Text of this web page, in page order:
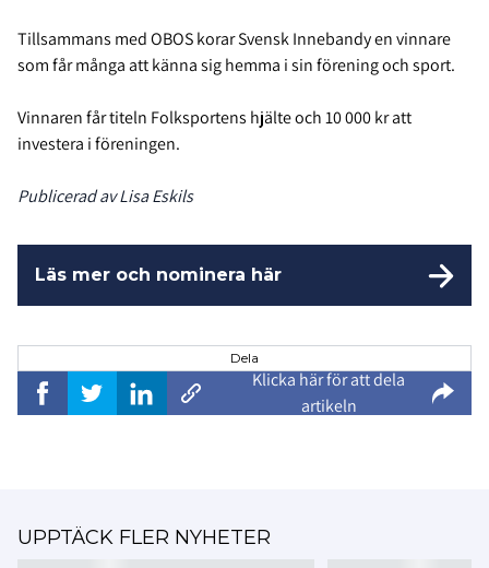
Tillsammans med OBOS korar Svensk Innebandy en vinnare
som får många att känna sig hemma i sin förening och sport.
Vinnaren får titeln Folksportens hjälte och 10 000 kr att
investera i föreningen.
Publicerad av Lisa Eskils
Läs mer och nominera här
Dela
Klicka här för att dela
artikeln
UPPTÄCK FLER NYHETER